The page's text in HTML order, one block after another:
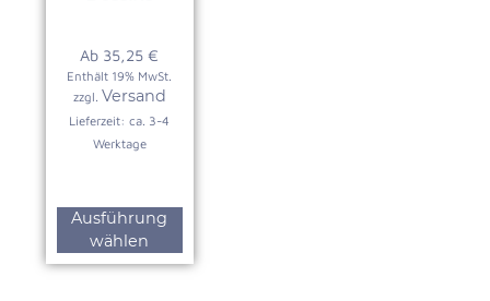
Ab 35,25€
Enthält 19% MwSt.
zzgl. Versand
Lieferzeit: ca. 3-4
Werktage
Ausführung
wählen